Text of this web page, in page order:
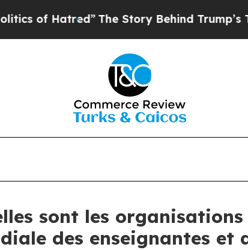
The Story Behind Trump’s Terrible
sont les
des enseignantes et